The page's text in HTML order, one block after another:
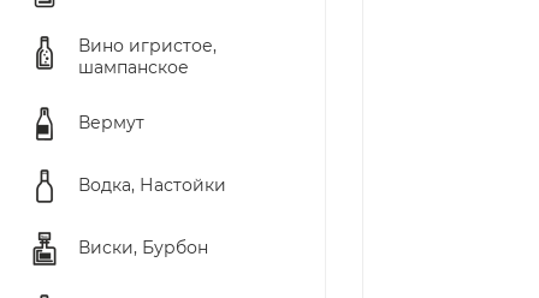
Вино игристое,
шампанское
Вермут
Водка, Настойки
Виски, Бурбон